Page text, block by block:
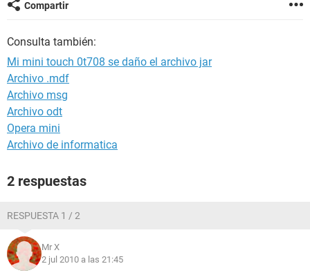
Compartir
Consulta también:
Mi mini touch 0t708 se daño el archivo jar
Archivo .mdf
Archivo msg
Archivo odt
Opera mini
Archivo de informatica
2 respuestas
RESPUESTA 1 / 2
Mr X
2 jul 2010 a las 21:45